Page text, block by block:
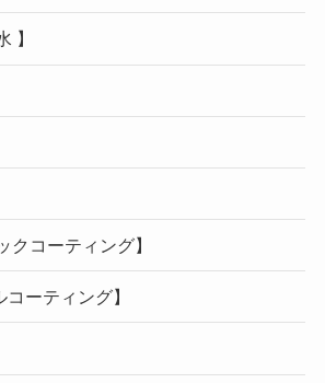
】
クコーティング】
コーティング】